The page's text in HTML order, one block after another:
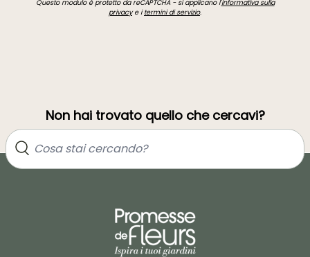
Questo modulo è protetto da reCAPTCHA - si applicano l'informativa sulla
privacye itermini di servizio.
Non hai trovato quello che cercavi?